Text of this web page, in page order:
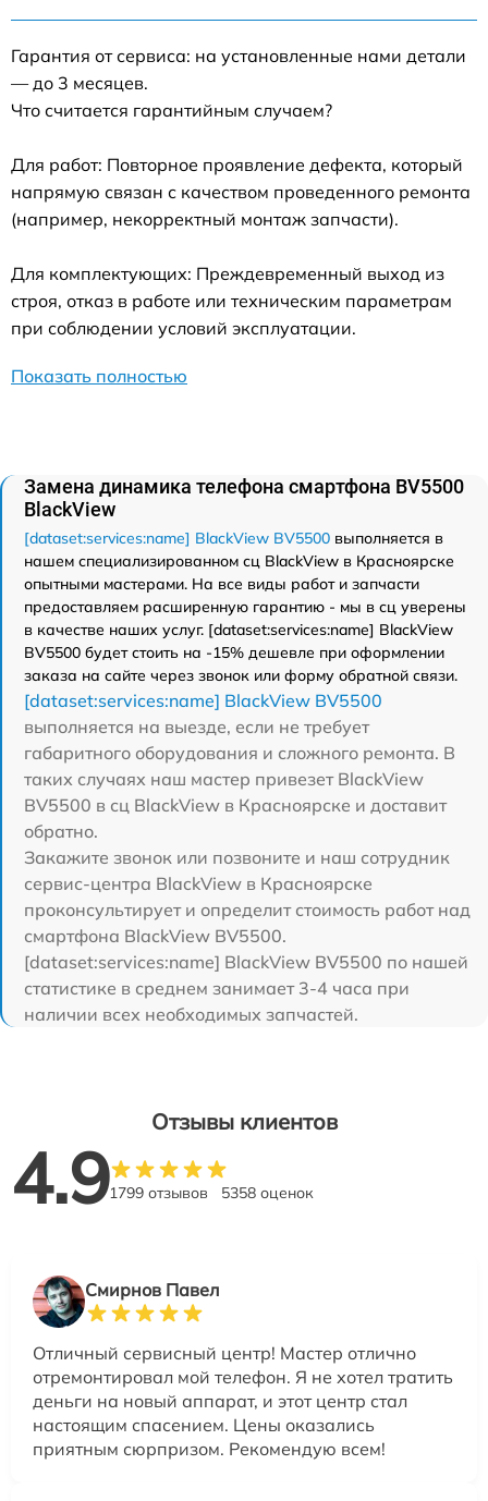
Гарантия от сервиса: на установленные нами детали
— до 3 месяцев.
Что считается гарантийным случаем?
Для работ: Повторное проявление дефекта, который
напрямую связан с качеством проведенного ремонта
(например, некорректный монтаж запчасти).
Для комплектующих: Преждевременный выход из
строя, отказ в работе или техническим параметрам
при соблюдении условий эксплуатации.
Показать полностью
Замена динамика телефона смартфона BV5500
BlackView
[dataset:services:name] BlackView BV5500 выполняется в
нашем специализированном сц BlackView в Красноярске
опытными мастерами. На все виды работ и запчасти
предоставляем расширенную гарантию - мы в сц уверены
в качестве наших услуг. [dataset:services:name] BlackView
BV5500 будет стоить на -15% дешевле при оформлении
заказа на сайте через звонок или форму обратной связи.
[dataset:services:name] BlackView BV5500
выполняется на выезде, если не требует
габаритного оборудования и сложного ремонта. В
таких случаях наш мастер привезет BlackView
BV5500 в сц BlackView в Красноярске и доставит
обратно.
Закажите звонок или позвоните и наш сотрудник
сервис-центра BlackView в Красноярске
проконсультирует и определит стоимость работ над
смартфона BlackView BV5500.
[dataset:services:name] BlackView BV5500 по нашей
статистике в среднем занимает 3-4 часа при
наличии всех необходимых запчастей.
Отзывы клиентов
4.91799 отзывов 5358 оценок
Смирнов Павел
Отличный сервисный центр! Мастер отлично
отремонтировал мой телефон. Я не хотел тратить
деньги на новый аппарат, и этот центр стал
настоящим спасением. Цены оказались
приятным сюрпризом. Рекомендую всем!